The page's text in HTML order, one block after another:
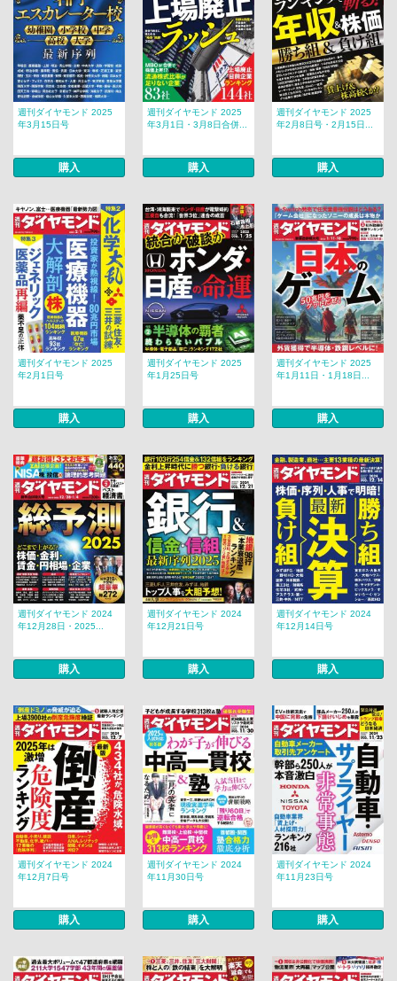
週刊ダイヤモンド 2025
年3月15日号
購入
週刊ダイヤモンド 2025
年3月1日・3月8日合併...
購入
週刊ダイヤモンド 2025
年2月8日号・2月15日...
購入
週刊ダイヤモンド 2025
年2月1日号
購入
週刊ダイヤモンド 2025
年1月25日号
購入
週刊ダイヤモンド 2025
年1月11日・1月18日...
購入
週刊ダイヤモンド 2024
年12月28日・2025...
購入
週刊ダイヤモンド 2024
年12月21日号
購入
週刊ダイヤモンド 2024
年12月14日号
購入
週刊ダイヤモンド 2024
年12月7日号
購入
週刊ダイヤモンド 2024
年11月30日号
購入
週刊ダイヤモンド 2024
年11月23日号
購入